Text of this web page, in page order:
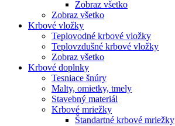
Zobraz všetko
Zobraz všetko
Krbové vložky
Teplovodné krbové vložky
Teplovzdušné krbové vložky
Zobraz všetko
Krbové doplnky
Tesniace šnúry
Malty, omietky, tmely
Stavebný materiál
Krbové mriežky
Štandartné krbové mriežky